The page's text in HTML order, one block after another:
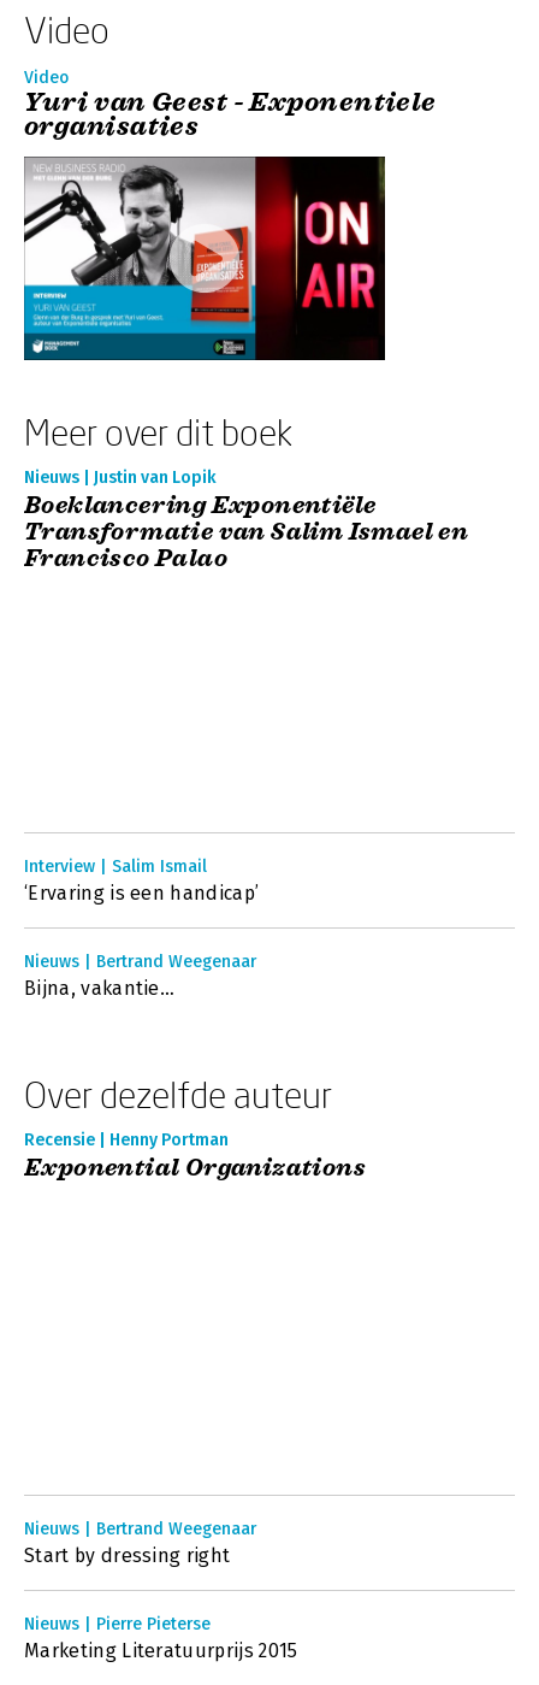
Video
Video
Yuri van Geest - Exponentiele
organisaties
Meer over dit boek
Nieuws | Justin van Lopik
Boeklancering Exponentiële
Transformatie van Salim Ismael en
Francisco Palao
Interview | Salim Ismail
‘Ervaring is een handicap’
Nieuws | Bertrand Weegenaar
Bijna, vakantie…
Over dezelfde auteur
Recensie | Henny Portman
Exponential Organizations
Nieuws | Bertrand Weegenaar
Start by dressing right
Nieuws | Pierre Pieterse
Marketing Literatuurprijs 2015